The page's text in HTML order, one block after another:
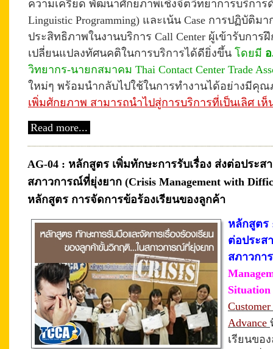
ความเครียด พัฒนาศักยภาพเชิงจิตวิทยาการบริการด้
Linguistic Programming) และเน้น Case การปฏิบัติม
ประสิทธิภาพในงานบริการ Call Center ผู้เข้ารับการ
เปลี่ยนแปลงทัศนคติในการบริการได้ดียิ่งขึ้น โดยมี
วิทยากร-นายกสมาคม Thai Contact Center Trade
ใหม่ๆ พร้อมนำกลับไปใช้ในการทำงานได้อย่างมีคุ
เพิ่มศักยภาพ สามารถนำไปสู่การบริการที่เป็นเลิศ เห็
Read more...
AG-04 : หลักสูตร เพิ่มทักษะการรับเรื่อง ส่งต่อประ
สภาวการณ์ที่ยุ่งยาก (Crisis Management with
หลักสูตร การจัดการข้อร้องเรียนของลูกค้า
หลักสูตร
ต่อประส
สภาวกา
Advance
เรียนขอ